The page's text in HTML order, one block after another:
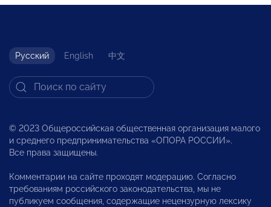
Русский English 中文
© 2023 Общероссийская общественная организация малого
и среднего предпринимательства «ОПОРА РОССИИ».
Все права защищены.
Комментарии на сайте проходят модерацию. Согласно
требованиям российского законодательства, мы не
публикуем сообщения, содержащие нецензурную лексику